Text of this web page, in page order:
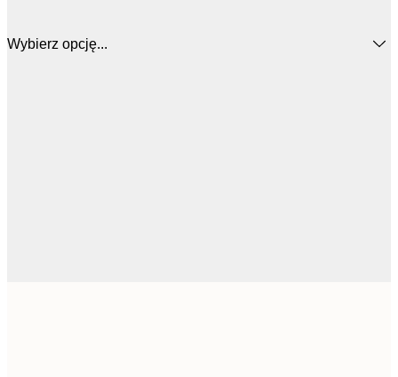
Wybierz opcję...